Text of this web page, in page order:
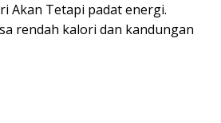
Akan Tetapi padat energi.
rendah kalori dan kandungan